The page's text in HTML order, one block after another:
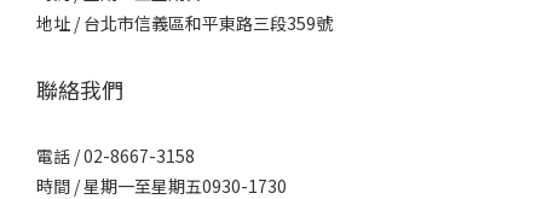
地址 / 台北市信義區和平東路三段359號
聯絡我們
電話 / 02-8667-3158
時間 / 星期一至星期五0930-1730